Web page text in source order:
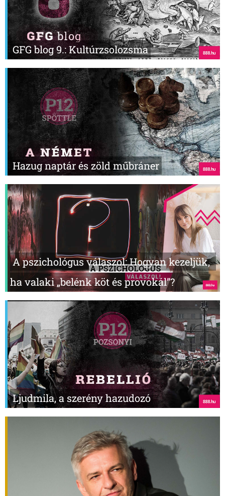
GFG blog 9.: Kultúrzsolozsma
Hazug naptár és zöld műbráner
A pszichológus válaszol: Hogyan kezeljük,
ha valaki „belénk köt és provokál”?
Ljudmila, a szerény hazudozó